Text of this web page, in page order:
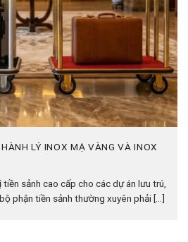
LÝ INOX MẠ VÀNG VÀ INOX
sảnh cao cấp cho các dự án lưu trú,
phận tiền sảnh thường xuyên phải [...]